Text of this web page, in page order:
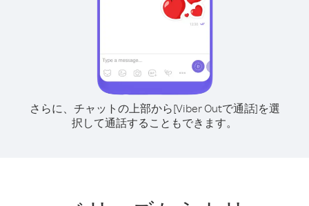
さらに、チャットの上部から[Viber Outで通話]を選
択して通話することもできます。